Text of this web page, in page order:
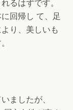
るはずです。
回帰し て、足
り、美しいも
ましたが、